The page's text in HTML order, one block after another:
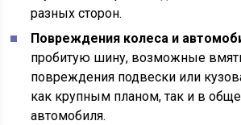
разных сторон.
Повреждения колеса и
пробитую шину, возможные
повреждения подвески или
как крупным планом, так и в
автомобиля.